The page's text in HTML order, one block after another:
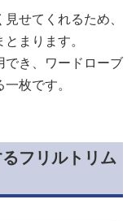
せてくれるため、
まります。
でき、ワードローブ
枚です。
フリルトリム